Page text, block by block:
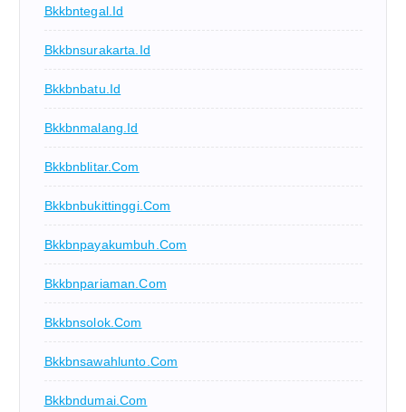
Bkkbntegal.id
Bkkbnsurakarta.id
Bkkbnbatu.id
Bkkbnmalang.id
Bkkbnblitar.com
Bkkbnbukittinggi.com
Bkkbnpayakumbuh.com
Bkkbnpariaman.com
Bkkbnsolok.com
Bkkbnsawahlunto.com
Bkkbndumai.com